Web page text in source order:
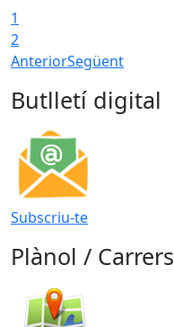
1
2
AnteriorSegüent
Butlletí digital
Subscriu-te
Plànol / Carrers